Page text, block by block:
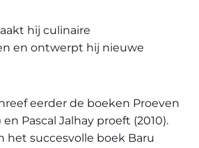
hij culinaire
en ontwerpt hij nieuwe
eerder de boeken Proeven
en Pascal Jalhay proeft (2010).
het succesvolle boek Baru